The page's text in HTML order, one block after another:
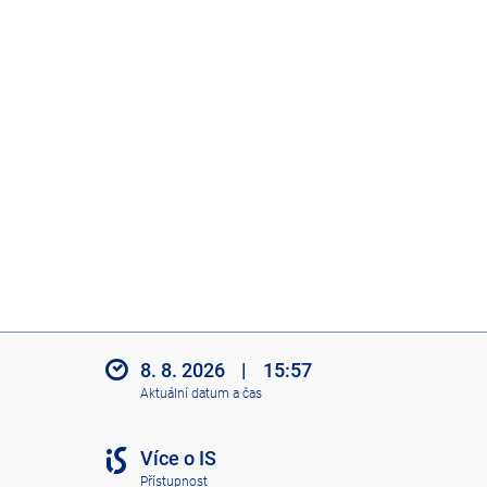
8. 8. 2026 | 15:57
Aktuální datum a čas
Více o IS
Přístupnost